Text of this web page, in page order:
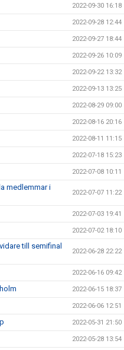
2022-09-30 16:18
2022-09-28 12:44
2022-09-27 18:44
2022-09-26 10:09
2022-09-22 13:32
2022-09-13 13:25
2022-08-29 09:00
2022-08-16 20:16
2022-08-11 11:15
2022-07-18 15:23
2022-07-08 10:11
medlemmar i
2022-07-07 11:22
2022-07-03 19:41
2022-07-02 18:10
till semifinal
2022-06-28 22:22
2022-06-16 09:42
2022-06-15 18:37
2022-06-06 12:51
2022-05-31 21:50
2022-05-28 13:54